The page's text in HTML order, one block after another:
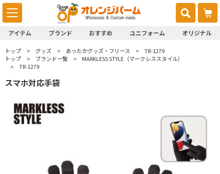
アイテム ブランド おすすめ ユニフォーム オリジナル
トップ グッズ あったかグッズ・フリース
TR-1279
トップ
ブランド一覧
MARKLESS STYLE（マークレススタイル）
TR-1279
スマホ対応手袋